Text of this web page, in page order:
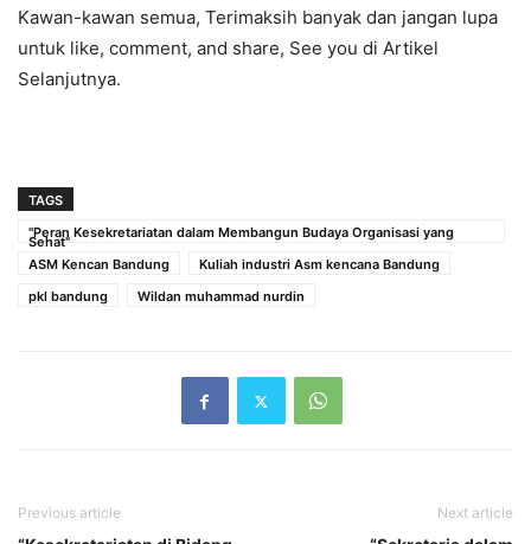
Kawan-kawan semua, Terimaksih banyak dan jangan lupa
untuk like, comment, and share, See you di Artikel
Selanjutnya.
TAGS
"Peran Kesekretariatan dalam Membangun Budaya Organisasi yang
Sehat"
ASM Kencan Bandung
Kuliah industri Asm kencana Bandung
pkl bandung
Wildan muhammad nurdin
Previous article Next article